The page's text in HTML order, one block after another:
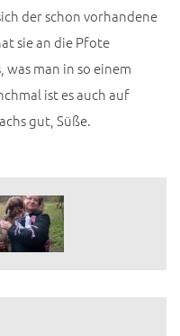
der schon vorhandene
sie an die Pfote
man in so einem
ist es auch auf
gut, Süße.